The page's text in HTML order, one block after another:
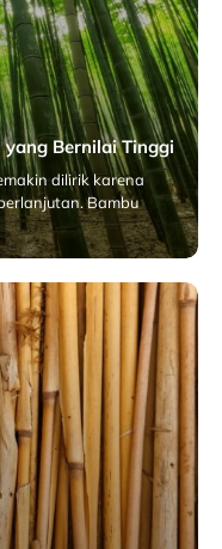
Bernilai Tinggi
dilirik karena
Bambu